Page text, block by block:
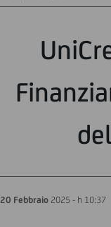
20 Febbraio 2025 - h 10:37